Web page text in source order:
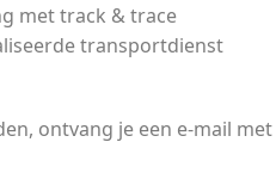
met track & trace
transportdienst
ontvang je een e-mail met